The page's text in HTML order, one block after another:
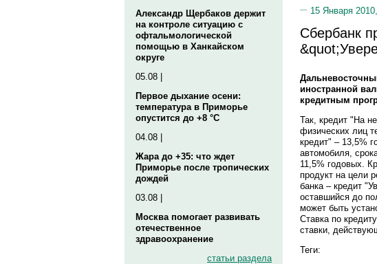
Александр Щербаков держит
на контроле ситуацию с
офтальмологической
помощью в Ханкайском
округе
05.08 |
Первое дыхание осени:
температура в Приморье
опустится до +8 °C
04.08 |
Жара до +35: что ждет
Приморье после тропических
дождей
03.08 |
Москва помогает развивать
отечественное
здравоохранение
статьи раздела
15 Января
Сбербанк
иностранной
кредитным
Так, кредит "На
физических лиц
кредит" – 13,5%
автомобиля,
11,5% годовых.
продукт на цели
банка – кредит
оставшийся до
может быть
Ставка по
ставки,
Теги: